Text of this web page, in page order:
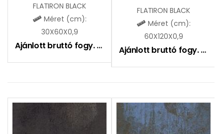
FLATIRON BLACK
Méret (cm):
30X60X0,9
Ajánlott bruttó fogy. ár: 9490Ft
FLATIRON BLACK
Méret (cm):
60X120X0,9
Ajánlott bruttó fogy. ár: